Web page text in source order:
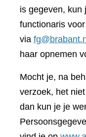
is gegeven, kun
functionaris
via
haar opnemen
Mocht je, na
verzoek, het
dan kun je je